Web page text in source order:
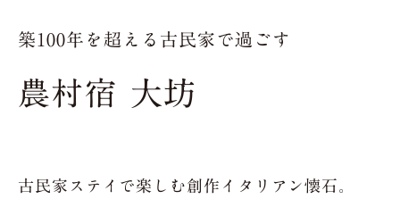
築100年を超える古民家で過ごす
農村宿 大坊
古民家ステイで楽しむ創作イタリアン懐石。